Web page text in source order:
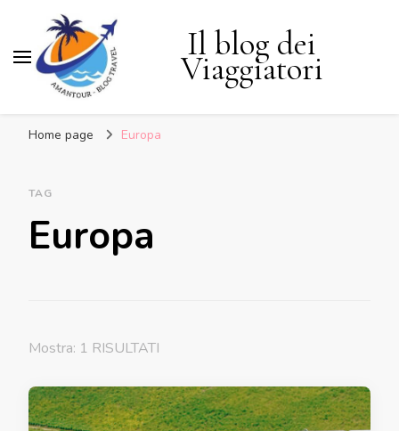
Il blog dei
Viaggiatori
Home page Europa
TAG
Europa
Mostra: 1 RISULTATI